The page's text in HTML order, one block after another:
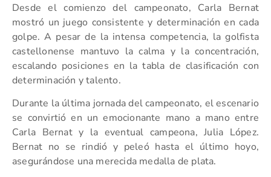
Desde el comienzo del campeonato, Carla Bernat
mostró un juego consistente y determinación en cada
golpe. A pesar de la intensa competencia, la golfista
castellonense mantuvo la calma y la concentración,
escalando posiciones en la tabla de clasificación con
determinación y talento.
Durante la última jornada del campeonato, el escenario
se convirtió en un emocionante mano a mano entre
Carla Bernat y la eventual campeona, Julia López.
Bernat no se rindió y peleó hasta el último hoyo,
asegurándose una merecida medalla de plata.